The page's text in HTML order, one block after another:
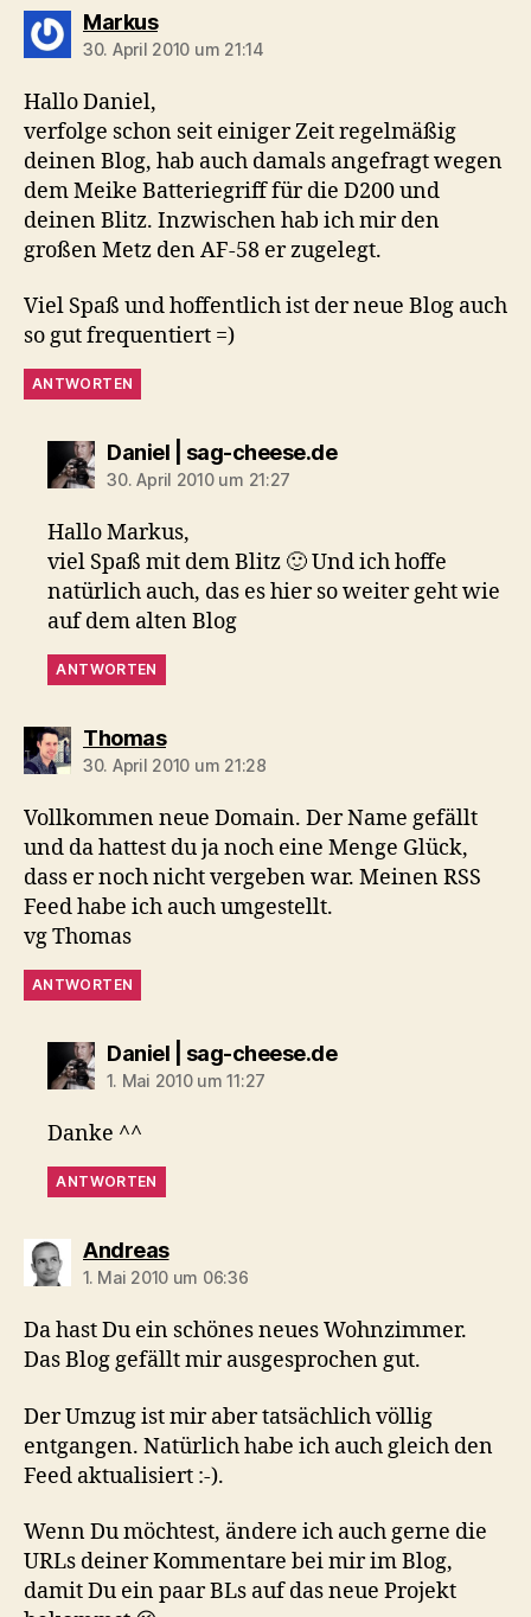
Markussagt:
30. April 2010 um 21:14
Hallo Daniel,
verfolge schon seit einiger Zeit regelmäßig
deinen Blog, hab auch damals angefragt wegen
dem Meike Batteriegriff für die D200 und
deinen Blitz. Inzwischen hab ich mir den
großen Metz den AF-58 er zugelegt.
Viel Spaß und hoffentlich ist der neue Blog auch
so gut frequentiert =)
ANTWORTEN
Daniel | sag-cheese.desagt:
30. April 2010 um 21:27
Hallo Markus,
viel Spaß mit dem Blitz 🙂 Und ich hoffe
natürlich auch, das es hier so weiter geht wie
auf dem alten Blog
ANTWORTEN
Thomassagt:
30. April 2010 um 21:28
Vollkommen neue Domain. Der Name gefällt
und da hattest du ja noch eine Menge Glück,
dass er noch nicht vergeben war. Meinen RSS
Feed habe ich auch umgestellt.
vg Thomas
ANTWORTEN
Daniel | sag-cheese.desagt:
1. Mai 2010 um 11:27
Danke ^^
ANTWORTEN
Andreassagt:
1. Mai 2010 um 06:36
Da hast Du ein schönes neues Wohnzimmer.
Das Blog gefällt mir ausgesprochen gut.
Der Umzug ist mir aber tatsächlich völlig
entgangen. Natürlich habe ich auch gleich den
Feed aktualisiert :-).
Wenn Du möchtest, ändere ich auch gerne die
URLs deiner Kommentare bei mir im Blog,
damit Du ein paar BLs auf das neue Projekt